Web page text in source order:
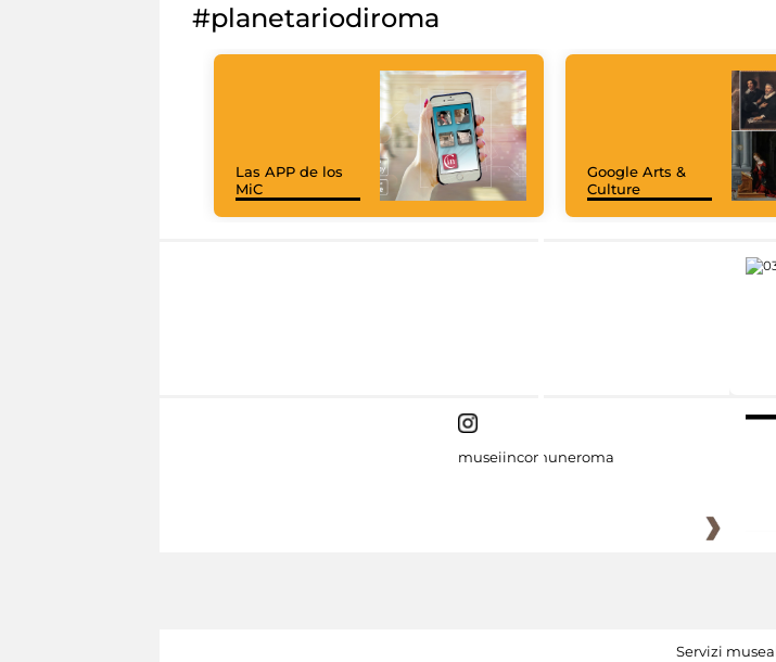
#planetariodiroma
Las APP de los
MiC
Google Arts &
Culture
museiincomuneroma
Servizi